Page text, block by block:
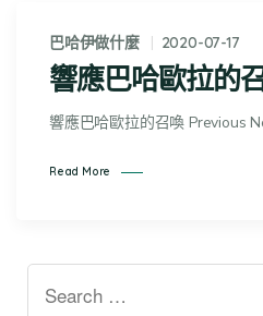
巴哈伊做什麼 2020-07-17
響應巴哈歐拉的
響應巴哈歐拉的召喚 Previous
Read More